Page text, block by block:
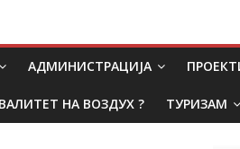
АДМИНИСТРАЦИЈА
НА ВОЗДУХ ? ТУРИЗАМ